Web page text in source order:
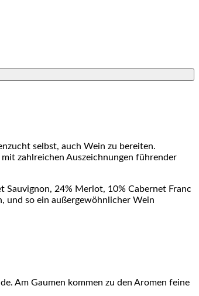
selbst, auch Wein zu bereiten.
zahlreichen Auszeichnungen führender
Sauvignon, 24% Merlot, 10% Cabernet Franc
und so ein außergewöhnlicher Wein
Am Gaumen kommen zu den Aromen feine